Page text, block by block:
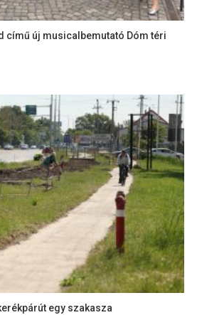
című új musicalbemutató Dóm téri
egy szakasza